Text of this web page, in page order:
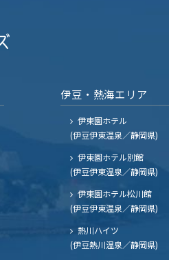
伊豆・熱海エリア
伊東園ホテル
(伊豆伊東温泉／静岡県)
伊東園ホテル別館
(伊豆伊東温泉／静岡県)
伊東園ホテル松川館
(伊豆伊東温泉／静岡県)
熱川ハイツ
(伊豆熱川温泉／静岡県)